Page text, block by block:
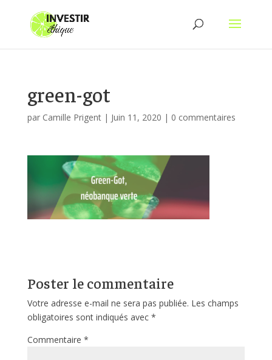
green-got
par Camille Prigent| Juin 11, 2020 | 0 commentaires
Poster le commentaire
Votre adresse e-mail ne sera pas publiée. Les champs
obligatoires sont indiqués avec *
Commentaire *